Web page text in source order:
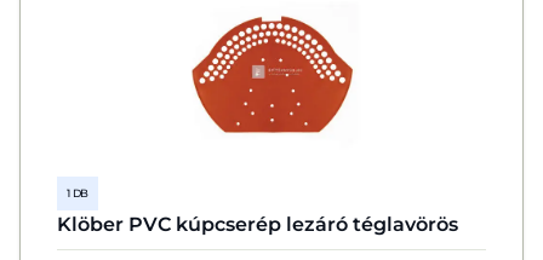
1 DB
Klöber PVC kúpcserép lezáró téglavörös